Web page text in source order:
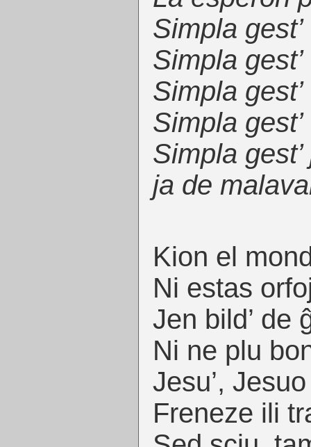
Simpla gest’
Simpla gest’
Simpla gest’
Simpla gest’
Simpla
ja de
Kion el
Ni estas
Jen bild’ de
Ni ne plu
Jesu’,
Freneze ili